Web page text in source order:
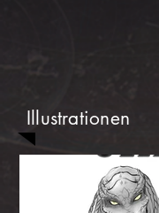
Illustrationen